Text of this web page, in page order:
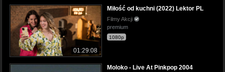
01:29:08
Miłość od kuchni (2022) Lektor PL
Filmy Akcji
premium
1080p
Moloko - Live At Pinkpop 2004